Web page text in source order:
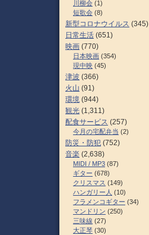
川柳会 (1)
短歌会 (8)
新型コロナウイルス (345)
日常生活 (651)
映画 (770)
日本映画 (354)
現中映 (45)
津波 (366)
火山 (91)
環境 (944)
観光 (1,311)
配食サービス (257)
今月の宅配弁当 (2)
防災・防犯 (752)
音楽 (2,638)
MIDI / MP3 (87)
ギター (678)
クリスマス (149)
ハンガリー人 (10)
フラメンコギター (34)
マンドリン (250)
三味線 (27)
大正琴 (30)